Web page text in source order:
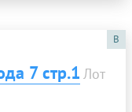
B
7 стр.1 Лот